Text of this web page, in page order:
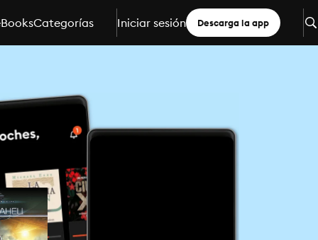
Categorías Iniciar sesión Descarga la app